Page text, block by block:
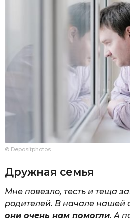
© Depositphotos
Дружная семья
Мне повезло, тесть и теща
родителей. В начале нашей
они очень нам помогли. А